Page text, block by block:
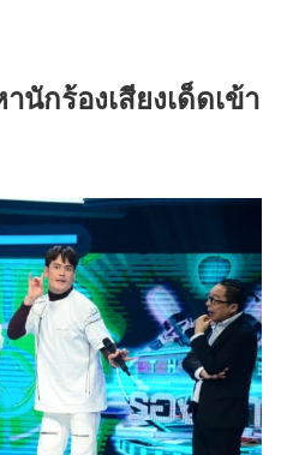
นักร้องเสียงเด็ดเข้า